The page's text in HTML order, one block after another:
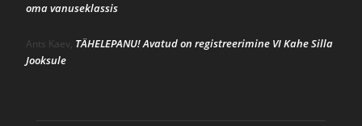
oma vanuseklassis
Ants Kaev, TÄHELEPANU! Avatud on registreerimine VI Kahe Silla
Jooksule